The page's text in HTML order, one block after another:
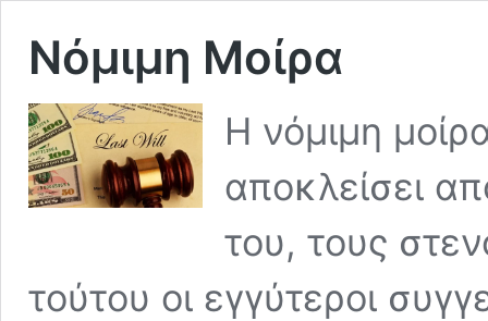
Νόμιμη Μοίρα
Η νόμιμη
αποκλείσει
του, τους
τούτου οι εγγύτεροι